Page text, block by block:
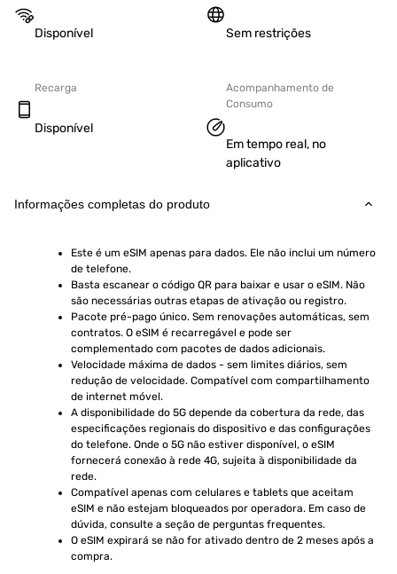
Disponível Sem restrições
Recarga
Disponível
Acompanhamento de
Consumo
Em tempo real, no
aplicativo
Informações completas do produto
Este é um eSIM apenas para dados. Ele não inclui um número
de telefone.
Basta escanear o código QR para baixar e usar o eSIM. Não
são necessárias outras etapas de ativação ou registro.
Pacote pré-pago único. Sem renovações automáticas, sem
contratos. O eSIM é recarregável e pode ser
complementado com pacotes de dados adicionais.
Velocidade máxima de dados - sem limites diários, sem
redução de velocidade. Compatível com compartilhamento
de internet móvel.
A disponibilidade do 5G depende da cobertura da rede, das
especificações regionais do dispositivo e das configurações
do telefone. Onde o 5G não estiver disponível, o eSIM
fornecerá conexão à rede 4G, sujeita à disponibilidade da
rede.
Compatível apenas com celulares e tablets que aceitam
eSIM e não estejam bloqueados por operadora. Em caso de
dúvida, consulte a seção de perguntas frequentes.
O eSIM expirará se não for ativado dentro de 2 meses após a
compra.